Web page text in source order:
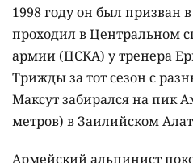
1998 году он был призван
проходил в Центральном
армии (ЦСКА) у тренера
Трижды за тот сезон с
Максут забирался на пик
метров) в Заилийском
Армейский альпинист